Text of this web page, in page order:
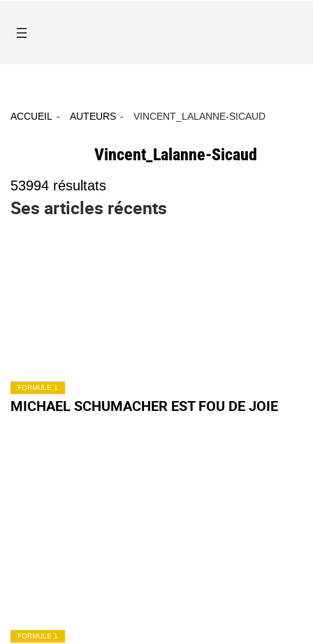
ACCUEIL AUTEURS VINCENT_LALANNE-SICAUD
Vincent_Lalanne-Sicaud
53994 résultats
Ses articles récents
FORMULE 1
MICHAEL SCHUMACHER EST FOU DE JOIE
FORMULE 1